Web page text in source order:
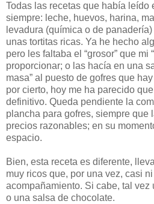
Todas las recetas que había leído
siempre: leche, huevos, harina,
levadura (química o de
unas tortitas ricas. Ya he hecho
pero les faltaba el “grosor” que mi
proporcionar; o las hacía en una
masa” al puesto de gofres que
por cierto, hoy me ha parecido
definitivo. Queda pendiente la
plancha para gofres, siempre que
precios razonables; en su
espacio.
Bien, esta receta es diferente,
muy ricos que, por una vez, casi
acompañamiento. Si cabe, tal vez
o una salsa de chocolate.